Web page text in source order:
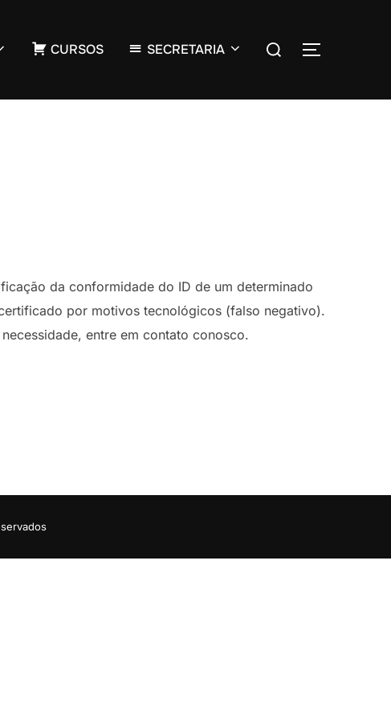
CURSOS SECRETARIA
da conformidade do ID de um determinado
por motivos tecnológicos (falso negativo).
entre em contato conosco.